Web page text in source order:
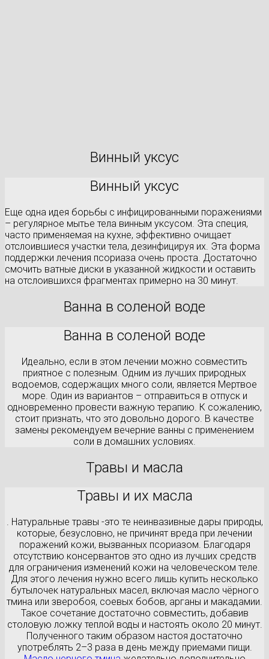
Винный уксус
Винный уксус
Еще одна идея борьбы с инфицированными поражениями
– регулярное мытье тела винным уксусом. Эта специя,
часто применяемая на кухне, эффективно очищает
отслоившиеся участки тела, дезинфицируя их. Эта форма
поддержки лечения псориаза очень проста. Достаточно
смочить ватные диски в указанной жидкости и оставить
на отслоившихся фрагментах примерно на 30 минут.
Ванна в соленой воде
Ванна в соленой воде
Идеально, если в этом лечении можно совместить
приятное с полезным. Одним из лучших природных
водоемов, содержащих много соли, является Мертвое
море. Один из вариантов – отправиться в отпуск и
одновременно провести важную терапию. К сожалению,
стоит признать, что это довольно дорого. В качестве
замены рекомендуем вечерние ванны с применением
соли в домашних условиях.
Травы и масла
Травы и их масла
. Натуральные травы -это те неинвазивные дары природы,
которые, безусловно, не причинят вреда при лечении
поражений кожи, вызванных псориазом. Благодаря
отсутствию консервантов это одно из лучших средств
для ограничения изменений кожи на человеческом теле.
Для этого лечения нужно всего лишь купить несколько
бутылочек натуральных масел, включая масло чёрного
тмина или зверобоя, соевых бобов, арганы и макадамии.
Такое сочетание достаточно совместить, добавив
столовую ложку теплой воды и настоять около 20 минут.
Полученного таким образом настоя достаточно
употреблять 2–3 раза в день между приемами пищи.